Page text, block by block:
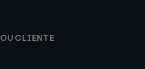
CLIENTE